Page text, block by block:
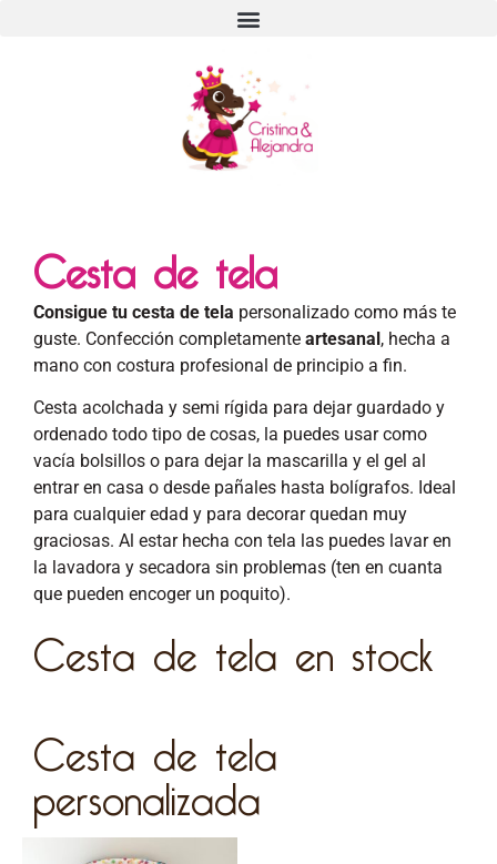
Cesta de tela
Consigue tu cesta de tela personalizado como más te
guste. Confección completamente artesanal, hecha a
mano con costura profesional de principio a fin.
Cesta acolchada y semi rígida para dejar guardado y
ordenado todo tipo de cosas, la puedes usar como
vacía bolsillos o para dejar la mascarilla y el gel al
entrar en casa o desde pañales hasta bolígrafos. Ideal
para cualquier edad y para decorar quedan muy
graciosas. Al estar hecha con tela las puedes lavar en
la lavadora y secadora sin problemas (ten en cuanta
que pueden encoger un poquito).
Cesta de tela en stock
Cesta de tela
personalizada